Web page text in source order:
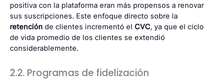
positiva con la plataforma eran más propensos a renovar
sus suscripciones. Este enfoque directo sobre la
retención de clientes incrementó el CVC, ya que el ciclo
de vida promedio de los clientes se extendió
considerablemente.
2.2. Programas de fidelización